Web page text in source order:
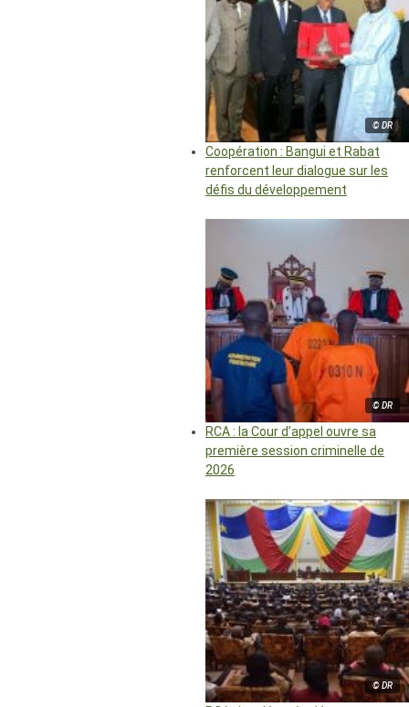
© DR
Coopération : Bangui et Rabat
renforcent leur dialogue sur les
défis du développement
© DR
RCA : la Cour d’appel ouvre sa
première session criminelle de
2026
© DR